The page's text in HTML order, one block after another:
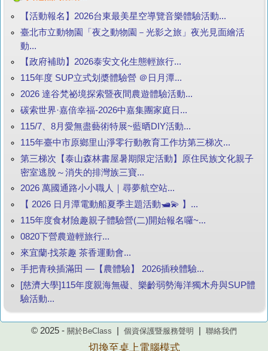
【活動報名】2026台東最美星空導覽音樂體驗活動...
臺北市立動物園「夜之動物園－光影之旅」夜光見面繪活
動...
【政府補助】2026泰安文化生態輕旅行...
115年度 SUP立式划槳體驗營 ＠日月潭...
2026 達谷梵祕境探索暨夜間農遊體驗活動...
碳索世界·嘉倍幸福-2026中嘉集團家庭日...
115/7、8月愛無盡藝術特展~藍晒DIY活動...
115年臺中市原鄉里山淨零行動教育工作坊第三梯次...
第三梯次【泰山森林書屋暑期限定活動】原住民族文化親子
密室逃脫～消失的排灣族三寶...
2026 萬國通路小小職人｜尋夢航空站...
【 2026 日月潭電動船夏季主題活動🛥️💫 】...
115年度食材險趣親子體驗營(二)開始報名囉~...
0820下營農遊輕旅行...
來宜蘭‧找茶趣 茶香運動會...
手把青秧插滿田 —【農體驗】 2026插秧體驗...
[慈濟大學]115年度親海無礙、樂齡弱勢海洋獨木舟與SUP體
驗活動...
© 2025 - 關於BeClass 個資保護暨服務聲明 聯絡我們
切換至桌上電腦模式